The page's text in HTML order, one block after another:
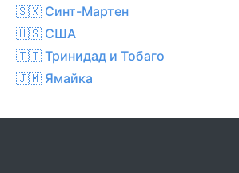
🇸🇽 Синт-Мартен
🇺🇸 США
🇹🇹 Тринидад и Тобаго
🇯🇲 Ямайка